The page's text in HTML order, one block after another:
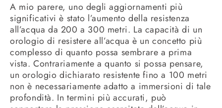
A mio parere, uno degli aggiornamenti più
significativi è stato l’aumento della resistenza
all’acqua da 200 a 300 metri. La capacità di un
orologio di resistere all’acqua è un concetto più
complesso di quanto possa sembrare a prima
vista. Contrariamente a quanto si possa pensare,
un orologio dichiarato resistente fino a 100 metri
non è necessariamente adatto a immersioni di tale
profondità. In termini più accurati, può